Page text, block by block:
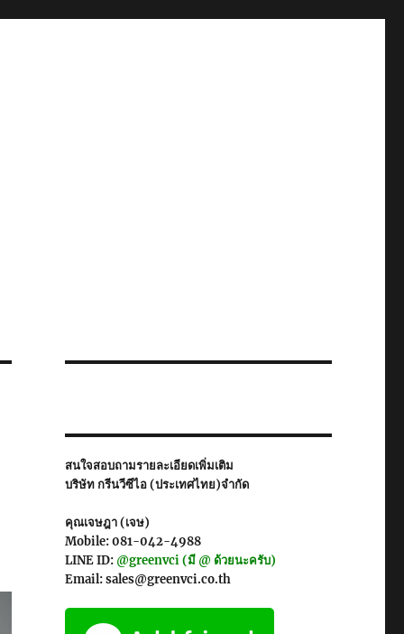
สนใจสอบถามรายละเอียดเพิ่มเติม
บริษัท กรีนวีซีไอ (ประเทศไทย)จำกัด
คุณเจษฎา (เจษ)
Mobile: 081-042-4988
LINE ID: @greenvci (มี @ ด้วยนะครับ)
Email: sales@greenvci.co.th